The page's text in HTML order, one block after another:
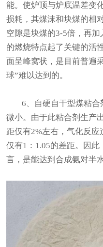
能。使炉顶与炉底温差变
损耗，其煤沫和块煤的相
空隙是块煤的3-5倍，再
的燃烧特点起了关键的活
面呈峰窝状，是目前普遍
球”难以达到的。
6、自硬自干型煤粘
微小。由于此粘合剂生产
距仅有2%左右，气化反应
仅有1：1.05的差距。因
言，是能达到合成氨对半